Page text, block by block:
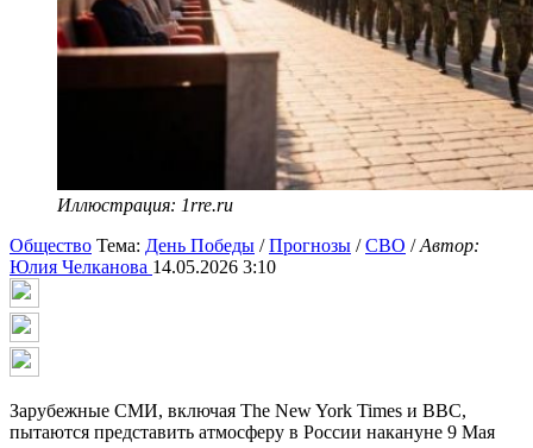
Иллюстрация: 1rre.ru
Общество Тема: День Победы /Прогнозы /СВО /Автор:
Юлия Челканова 14.05.2026 3:10
Зарубежные СМИ, включая The New York Times и BBC,
пытаются представить атмосферу в России накануне 9 Мая